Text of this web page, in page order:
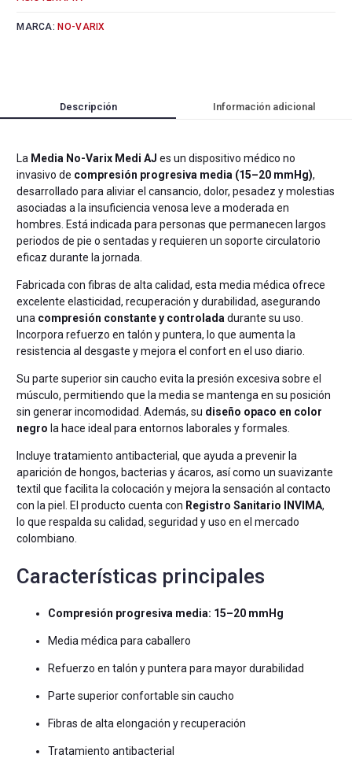
MARCA:NO-VARIX
Descripción Información adicional
La Media No-Varix Medi AJ es un dispositivo médico no
invasivo de compresión progresiva media (15–20 mmHg),
desarrollado para aliviar el cansancio, dolor, pesadez y molestias
asociadas a la insuficiencia venosa leve a moderada en
hombres. Está indicada para personas que permanecen largos
periodos de pie o sentadas y requieren un soporte circulatorio
eficaz durante la jornada.
Fabricada con fibras de alta calidad, esta media médica ofrece
excelente elasticidad, recuperación y durabilidad, asegurando
una compresión constante y controladadurante su uso.
Incorpora refuerzo en talón y puntera, lo que aumenta la
resistencia al desgaste y mejora el confort en el uso diario.
Su parte superior sin caucho evita la presión excesiva sobre el
músculo, permitiendo que la media se mantenga en su posición
sin generar incomodidad. Además, su diseño opaco en color
negro la hace ideal para entornos laborales y formales.
Incluye tratamiento antibacterial, que ayuda a prevenir la
aparición de hongos, bacterias y ácaros, así como un suavizante
textil que facilita la colocación y mejora la sensación al contacto
con la piel. El producto cuenta con Registro Sanitario INVIMA,
lo que respalda su calidad, seguridad y uso en el mercado
colombiano.
Características principales
Compresión progresiva media: 15–20 mmHg
Media médica para caballero
Refuerzo en talón y puntera para mayor durabilidad
Parte superior confortable sin caucho
Fibras de alta elongación y recuperación
Tratamiento antibacterial